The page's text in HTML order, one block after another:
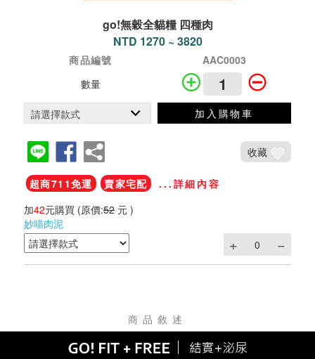
go!無穀全貓糧 四種肉
NTD 1270 ~ 3820
商品編號
AAC0003
數量
加入購物車
收藏
超商711免運 賣家宅配
...詳細內容
加42元購買 (原價:52 元 )
妙喵肉泥
商品敘述